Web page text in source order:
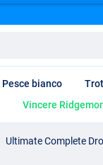
Pesce bianco
Vincere
Ultimate Complete